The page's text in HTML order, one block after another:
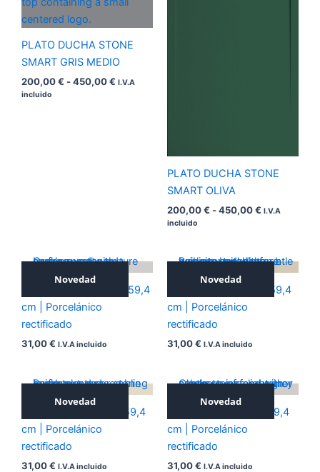
PLATO DUCHA STONE
SMART GRIS MEDIO
200,00€ -450,00€
450,00 €
I.V.A
incluido
PLATO DUCHA STONE
SMART OLIVA
200,00€ -450,00€ I.V.A
incluido
Novedad
ICONIC SILVER 59,4×59,4
cm | Porcelánico
rectificado
31,00€ I.V.A incluido
Novedad
ICONIC NOCE 59,4×59,4
cm | Porcelánico
rectificado
31,00€ I.V.A incluido
Novedad
ICONIC BEIGE 59,4×59,4
cm | Porcelánico
rectificado
31,00€ I.V.A incluido
Novedad
ICONIC GREY 59,4×59,4
cm | Porcelánico
rectificado
31,00€ I.V.A incluido